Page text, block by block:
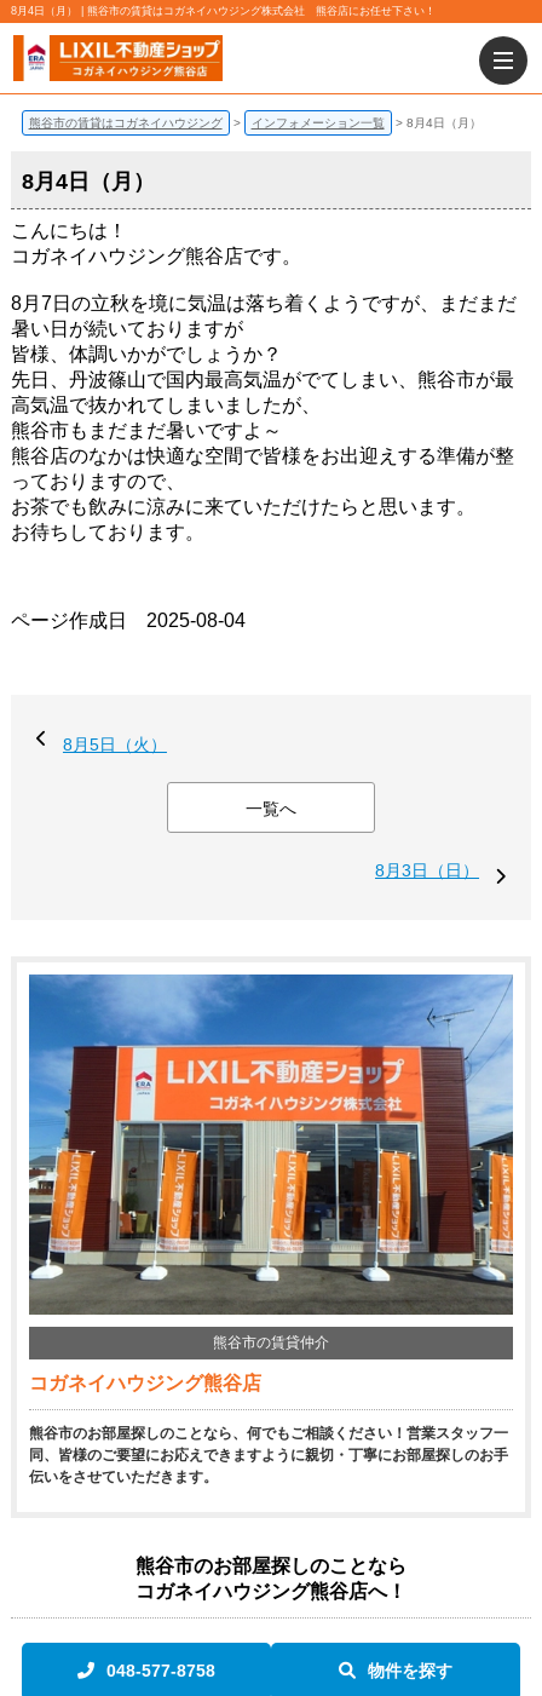
8月4日（月） | 熊谷市の賃貸はコガネイハウジング株式会社 熊谷店にお任せ下さい！
熊谷市の賃貸はコガネイハウジング インフォメーション一覧 8月4日（月）
8月4日（月）
こんにちは！
コガネイハウジング熊谷店です。
8月7日の立秋を境に気温は落ち着くようですが、まだまだ
暑い日が続いておりますが
皆様、体調いかがでしょうか？
先日、丹波篠山で国内最高気温がでてしまい、熊谷市が最
高気温で抜かれてしまいましたが、
熊谷市もまだまだ暑いですよ～
熊谷店のなかは快適な空間で皆様をお出迎えする準備が整
っておりますので、
お茶でも飲みに涼みに来ていただけたらと思います。
お待ちしております。
ページ作成日 2025-08-04
8月5日（火）
一覧へ
8月3日（日）
熊谷市の賃貸仲介
コガネイハウジング熊谷店
熊谷市のお部屋探しのことなら、何でもご相談ください！営業スタッフ一
同、皆様のご要望にお応えできますように親切・丁寧にお部屋探しのお手
伝いをさせていただきます。
熊谷市のお部屋探しのことなら
コガネイハウジング熊谷店へ！
048-577-8758 物件を探す